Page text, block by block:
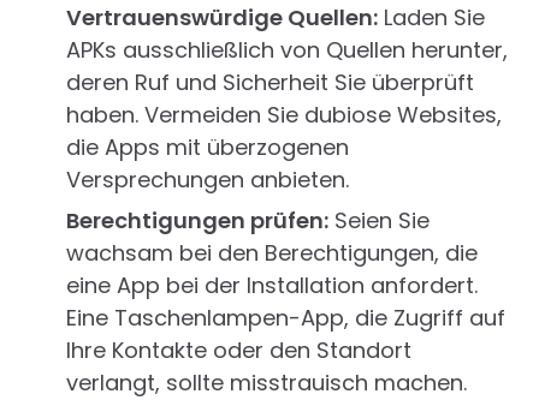
Vertrauenswürdige Quellen: Laden Sie
APKs ausschließlich von Quellen herunter,
deren Ruf und Sicherheit Sie überprüft
haben. Vermeiden Sie dubiose Websites,
die Apps mit überzogenen
Versprechungen anbieten.
Berechtigungen prüfen: Seien Sie
wachsam bei den Berechtigungen, die
eine App bei der Installation anfordert.
Eine Taschenlampen-App, die Zugriff auf
Ihre Kontakte oder den Standort
verlangt, sollte misstrauisch machen.